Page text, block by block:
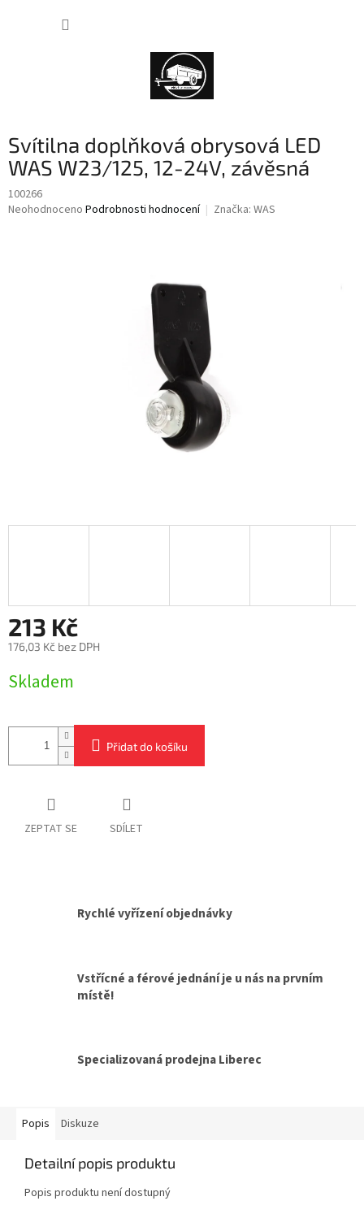
Svítilna doplňková obrysová LED
WAS W23/125, 12-24V, závěsná
100266
Průměrné
Neohodnoceno Podrobnosti hodnocení Značka: WAS
213 Kč
176,03 Kč bez DPH
cena:
Skladem
Přidat do košíku
ZEPTAT SE SDÍLET
Rychlé vyřízení objednávky
Vstřícné a férové jednání je u nás na prvním
místě!
Specializovaná prodejna Liberec
Popis Diskuze
Detailní popis produktu
Popis produktu není dostupný